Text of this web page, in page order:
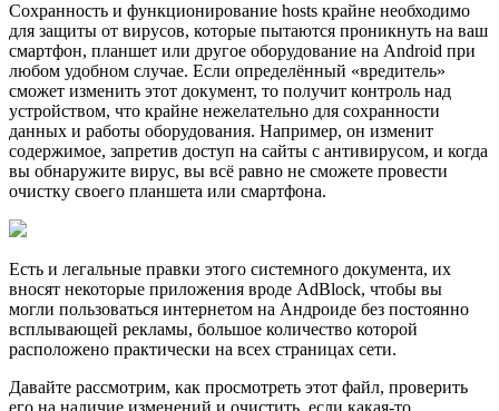
Сохранность и функционирование hosts крайне необходимо
для защиты от вирусов, которые пытаются проникнуть на ваш
смартфон, планшет или другое оборудование на Android при
любом удобном случае. Если определённый «вредитель»
сможет изменить этот документ, то получит контроль над
устройством, что крайне нежелательно для сохранности
данных и работы оборудования. Например, он изменит
содержимое, запретив доступ на сайты с антивирусом, и когда
вы обнаружите вирус, вы всё равно не сможете провести
очистку своего планшета или смартфона.
Есть и легальные правки этого системного документа, их
вносят некоторые приложения вроде AdBlock, чтобы вы
могли пользоваться интернетом на Андроиде без постоянно
всплывающей рекламы, большое количество которой
расположено практически на всех страницах сети.
Давайте рассмотрим, как просмотреть этот файл, проверить